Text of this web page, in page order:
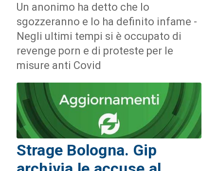
Un anonimo ha detto che lo
sgozzeranno e lo ha definito infame -
Negli ultimi tempi si è occupato di
revenge porn e di proteste per le
misure anti Covid
Strage Bologna. Gip